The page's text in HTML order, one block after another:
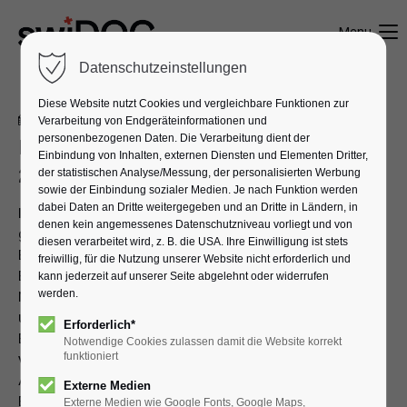
Menu
05.07.2024 10:14 von Fabian Beck
Die besten Open Weight Modelle
2024
In der dynamischen Welt der Künstlichen Intelligenz
gewinnen Open-Weight Modelle zunehmend an
Bedeutung. Diese Modelle, die ohne
Einschränkungen oder Kosten für kommerzielle
Nutzung zur Verfügung stehen, bieten Unternehmen
und Forschern vielfältige Möglichkeiten. In diesem
Blog stellen wir die führenden Open-Weight Modelle
vor und erläutern ihre technischen Spezifikationen,
Anwendungsmöglichkeiten und Performance
Benchmarks. Außerdem vergleichen wir die Modelle
Datenschutzeinstellungen
Diese Website nutzt Cookies und vergleichbare Funktionen zur
Verarbeitung von Endgeräteinformationen und
personenbezogenen Daten. Die Verarbeitung dient der
Einbindung von Inhalten, externen Diensten und Elementen Dritter,
der statistischen Analyse/Messung, der personalisierten Werbung
sowie der Einbindung sozialer Medien. Je nach Funktion werden
dabei Daten an Dritte weitergegeben und an Dritte in Ländern, in
denen kein angemessenes Datenschutzniveau vorliegt und von
diesen verarbeitet wird, z. B. die USA. Ihre Einwilligung ist stets
freiwillig, für die Nutzung unserer Website nicht erforderlich und
kann jederzeit auf unserer Seite abgelehnt oder widerrufen
werden.
Erforderlich*
Notwendige Cookies zulassen damit die Website korrekt
funktioniert
Externe Medien
Externe Medien wie Google Fonts, Google Maps,